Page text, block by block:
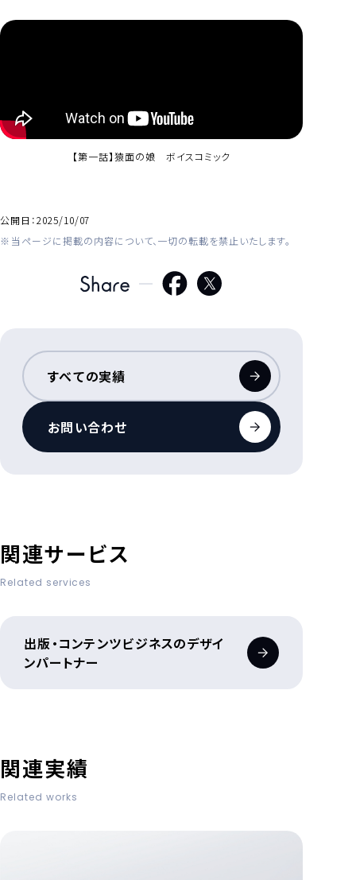
【第一話】猿面の娘 ボイスコミック
公開日：2025/10/07
当ページに掲載の内容について、一切の転載を禁止いたします。
すべての実績
お問い合わせ
関連サービス
Related services
出版・コンテンツビジネスのデザイ
ンパートナー
関連実績
Related works